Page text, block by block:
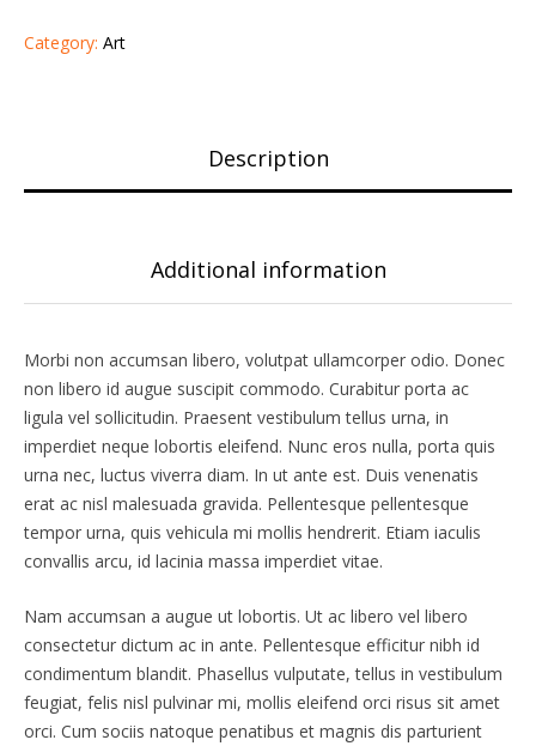
Category: Art
Description
Additional information
Morbi non accumsan libero, volutpat ullamcorper odio. Donec
non libero id augue suscipit commodo. Curabitur porta ac
ligula vel sollicitudin. Praesent vestibulum tellus urna, in
imperdiet neque lobortis eleifend. Nunc eros nulla, porta quis
urna nec, luctus viverra diam. In ut ante est. Duis venenatis
erat ac nisl malesuada gravida. Pellentesque pellentesque
tempor urna, quis vehicula mi mollis hendrerit. Etiam iaculis
convallis arcu, id lacinia massa imperdiet vitae.
Nam accumsan a augue ut lobortis. Ut ac libero vel libero
consectetur dictum ac in ante. Pellentesque efficitur nibh id
condimentum blandit. Phasellus vulputate, tellus in vestibulum
feugiat, felis nisl pulvinar mi, mollis eleifend orci risus sit amet
orci. Cum sociis natoque penatibus et magnis dis parturient